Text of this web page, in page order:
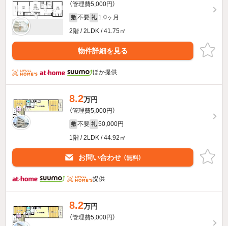
（管理費5,000円）
敷 不要 礼 1.0ヶ月
2階 / 2LDK / 41.75㎡
物件詳細を見る
ほか提供
8.2万円
（管理費5,000円）
敷 不要 礼 50,000円
1階 / 2LDK / 44.92㎡
お問い合わせ （無料）
提供
8.2万円
（管理費5,000円）